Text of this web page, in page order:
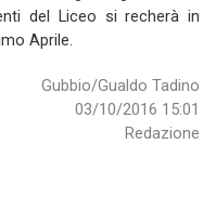
del Liceo si recherà in
Aprile.
Gubbio/Gualdo Tadino
03/10/2016 15:01
Redazione